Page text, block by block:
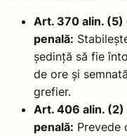
Art. 370 alin. (5)
penală:
ședință să fie
de ore și
grefier.
Art. 406 alin. (2)
penală: Prevede